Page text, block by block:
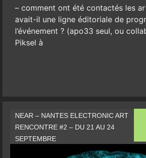
– comment ont été contactés les
avait-il une ligne éditoriale de
l’événement ? (apo33 seul, ou
Piksel à
NEAR – NANTES ELECTRONIC ART
RENCONTRE #2 – DU 21 AU 24
SEPTEMBRE